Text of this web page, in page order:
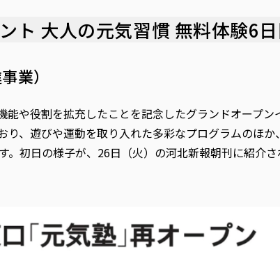
ト 大人の元気習慣 無料体験6
業）
や役割を拡充したことを記念したグランドオープ
、遊びや運動を取り入れた多彩なプログラムのほ
初日の様子が、26日（火）の河北新報朝刊に紹介さ